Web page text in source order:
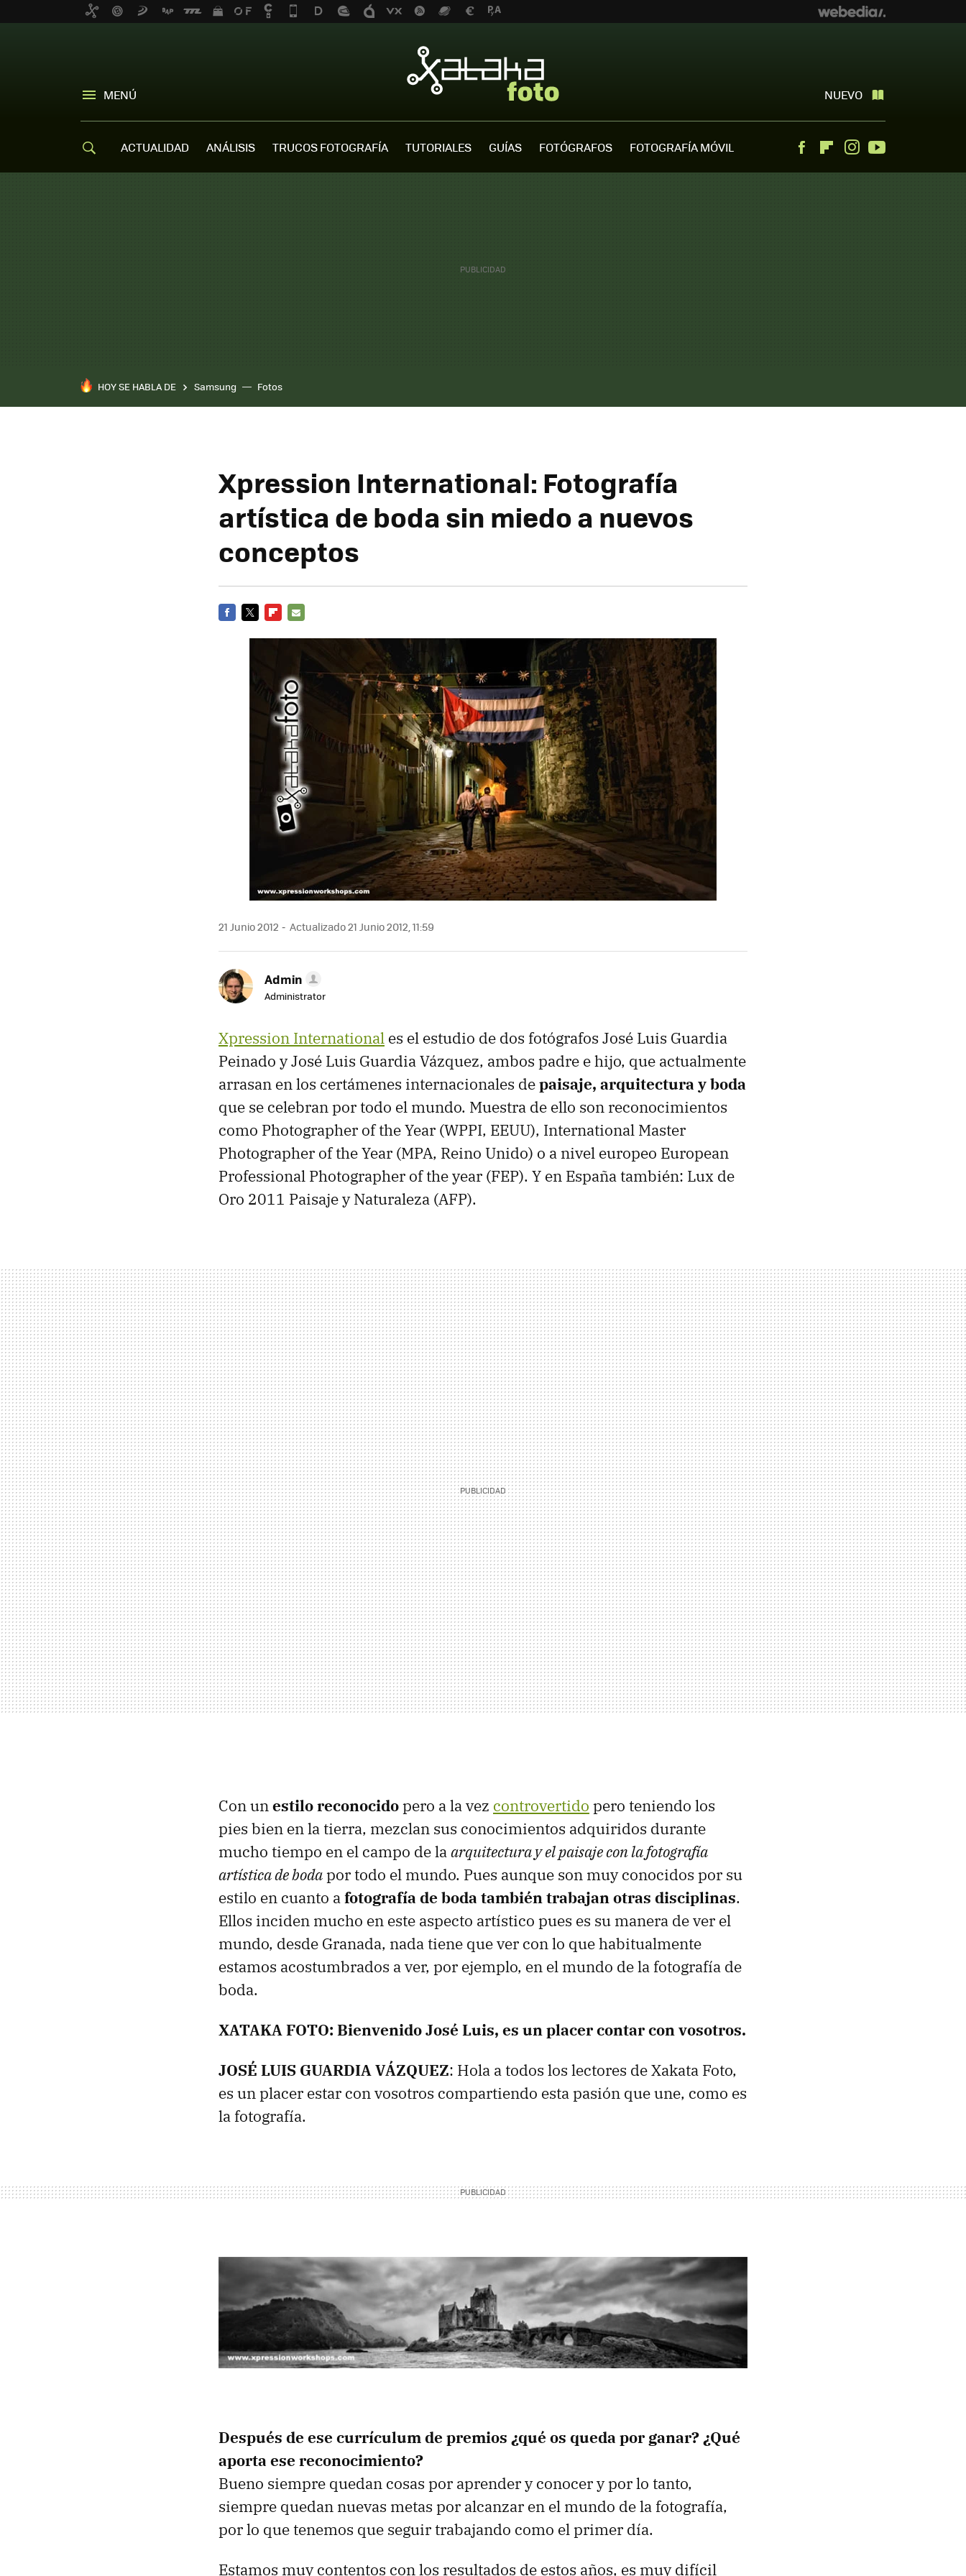
MENÚ NUEVO
ACTUALIDAD ANÁLISIS TRUCOS FOTOGRAFÍA TUTORIALES GUÍAS FOTÓGRAFOS FOTOGRAFÍA MÓVIL FacebookFlipboardInstagram
HOY SE HABLA DE Samsung Fotos
Xpression International: Fotografía
artística de boda sin miedo a nuevos
conceptos
21 Junio 2012 Actualizado 21 Junio 2012, 11:59
Admin
Administrator
Xpression International es el estudio de dos fotógrafos José Luis Guardia
Peinado y José Luis Guardia Vázquez, ambos padre e hijo, que actualmente
arrasan en los certámenes internacionales depaisaje, arquitectura y boda
que se celebran por todo el mundo. Muestra de ello son reconocimientos
como Photographer of the Year (WPPI, EEUU), International Master
Photographer of the Year (MPA, Reino Unido) o a nivel europeo European
Professional Photographer of the year (FEP). Y en España también: Lux de
Oro 2011 Paisaje y Naturaleza (AFP).
Con unestilo reconocidopero a la vez controvertido pero teniendo los
pies bien en la tierra, mezclan sus conocimientos adquiridos durante
mucho tiempo en el campo de laarquitectura y el paisaje con la fotografía
artística de bodapor todo el mundo. Pues aunque son muy conocidos por su
estilo en cuanto afotografía de boda también trabajan otras disciplinas.
Ellos inciden mucho en este aspecto artístico pues es su manera de ver el
mundo, desde Granada, nada tiene que ver con lo que habitualmente
estamos acostumbrados a ver, por ejemplo, en el mundo de la fotografía de
boda.
XATAKAFOTO: Bienvenido José Luis, es un placer contar con vosotros.
JOSÉ LUIS GUARDIAVÁZQUEZ: Hola a todos los lectores de Xakata Foto,
es un placer estar con vosotros compartiendo esta pasión que une, como es
la fotografía.
Después de ese currículum de premios ¿qué os queda por ganar? ¿Qué
aporta ese reconocimiento?
Bueno siempre quedan cosas por aprender y conocer y por lo tanto,
siempre quedan nuevas metas por alcanzar en el mundo de la fotografía,
por lo que tenemos que seguir trabajando como el primer día.
Estamos muy contentos con los resultados de estos años, es muy difícil